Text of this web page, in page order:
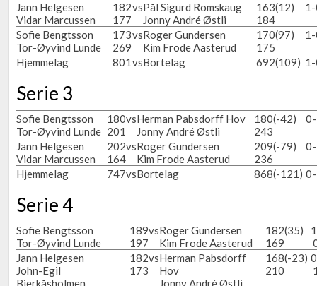
Jann Helgesen
Vidar Marcussen
182
177
vsPål Sigurd Romskaug
Jonny André Østli
163
184
(12)
Sofie Bengtsson
Tor-Øyvind Lunde
173
269
vsRoger Gundersen
Kim Frode Aasterud
170
175
(97)
Hjemmelag 801vsBortelag 692(109)
Serie 3
Sofie Bengtsson
Tor-Øyvind Lunde
180
201
vsHerman Pabsdorff Hov
Jonny André Østli
180
243
(-42)
Jann Helgesen
Vidar Marcussen
202
164
vsRoger Gundersen
Kim Frode Aasterud
209
236
(-79)
Hjemmelag 747vsBortelag 868(-121)
Serie 4
Sofie Bengtsson
Tor-Øyvind Lunde
189
197
vsRoger Gundersen
Kim Frode Aasterud
182
169
(35)
Jann Helgesen
John-Egil
Bjerkåsholmen
182
173
vsHerman Pabsdorff
Hov
Jonny André Østli
168
210
(-23)